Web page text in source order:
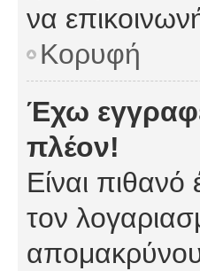
να
Κορυφή
Έχω
πλέον!
Είναι
τον